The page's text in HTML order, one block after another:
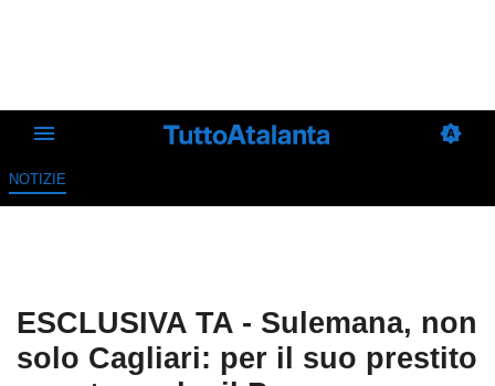
NOTIZIE
ESCLUSIVA TA - Sulemana, non
solo Cagliari: per il suo prestito